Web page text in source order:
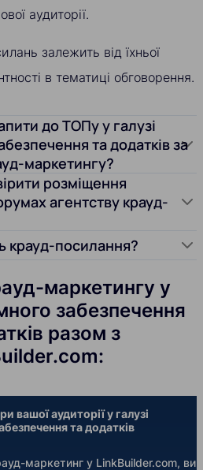
аудиторії.
залежить від їхньої
в тематиці обговорення.
до ТОПу у галузі
та додатків за
маркетингу?
розміщення
агентству крауд-
крауд-посилання?
маркетингу у
забезпечення
разом з
вашої аудиторії у галузі
та додатків
маркетинг у LinkBuilder.com, ви